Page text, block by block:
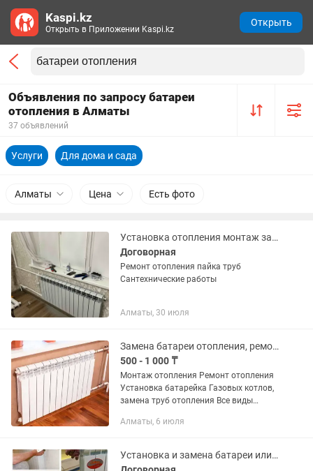
Объявления по запросу батареи
отопления в Алматы
37 объявлений
Услуги Для дома и сада
Алматы Цена Есть фото
Установка отопления монтаж замена батареи
Договорная
Ремонт отопления пайка труб
Сантехнические работы
Алматы, 30 июля
Замена батареи отопления, ремонт отопление, установка газового котла
500 - 1 000 ₸
Монтаж отопления Ремонт отопления
Установка батарейка Газовых котлов,
замена труб отопления Все виды
Алматы, 6 июля
Установка и замена батареи или радиатора отопления
Kaspi.kz
Открыть в Приложении Kaspi.kz
Открыть